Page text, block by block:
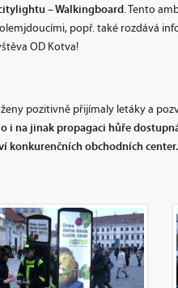
– Walkingboard. Tento
popř. také rozdává
OD Kotva!
pozitivně přijímaly letáky a
i na jinak propagaci hůře
konkurenčních obchodních center.